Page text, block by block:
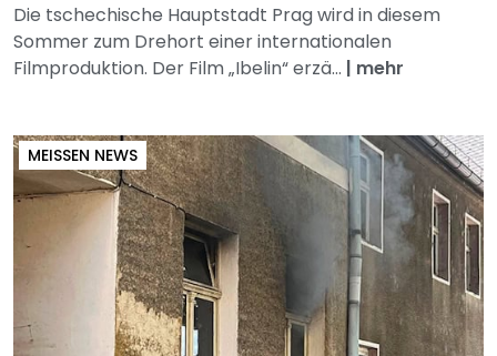
Die tschechische Hauptstadt Prag wird in diesem
Sommer zum Drehort einer internationalen
Filmproduktion. Der Film „Ibelin“ erzä... | mehr
MEISSEN NEWS